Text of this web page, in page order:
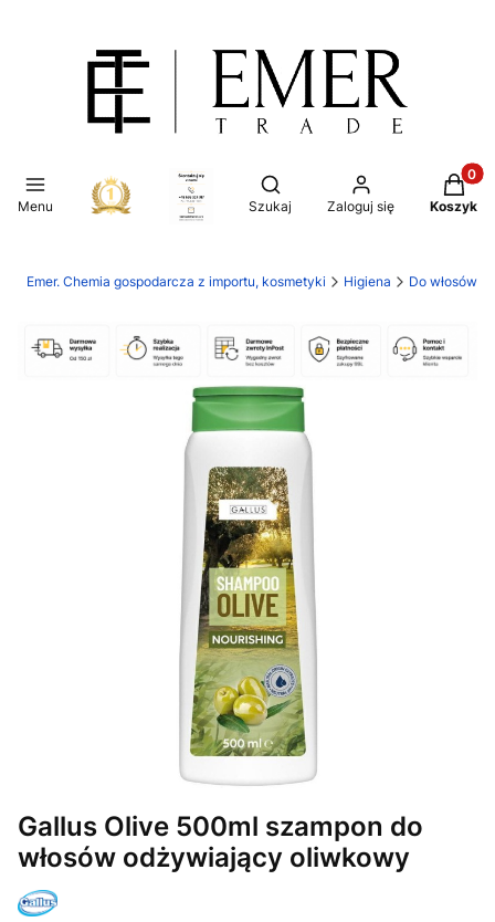
Menu
Otwórz wyszukiwarkę
Szukaj Zaloguj się Koszyk
Emer. Chemia gospodarcza z importu, kosmetyki Higiena Do włosów
Gallus Olive 500ml szampon do
włosów odżywiający oliwkowy